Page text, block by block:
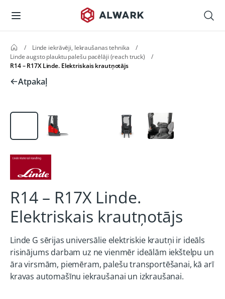
/ Linde iekrāvēji, Iekraušanas tehnika
/
Linde augsto plauktu palešu pacēlāji (reach truck)
/
R14 – R17X Linde. Elektriskais krautņotājs
Atpakaļ
R14 – R17X Linde.
Elektriskais krautņotājs
Linde G sērijas universālie elektriskie krautņi ir ideāls
risinājums darbam uz ne vienmēr ideālām iekštelpu un
āra virsmām, piemēram, palešu transportēšanai, kā arī
kravas automašīnu iekraušanai un izkraušanai.